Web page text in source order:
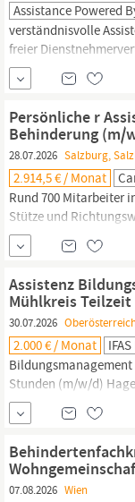
Assistance Powered
verständnisvolle
freier
eine Assistentin.
Behinderungen in
Persönliche r
Behinderung (m/
28.07.2026 Salzburg,
2.914,5 € / Monat
Rund 700 Mitarbeiter
Stütze und
Lebenslagen. Wir
alle, die unsere Hilfe
Assistenzist eine...
Assistenz
Mühlkreis
30.07.2026
2.000 € / Monat
Stunden (m/w/d)
Consulting / Beratung
sinnstiftenden
07.08.2026 Wien